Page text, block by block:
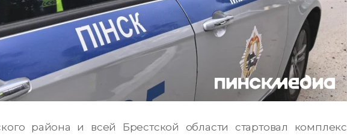
района и всей Брестской области стартовал комплекс